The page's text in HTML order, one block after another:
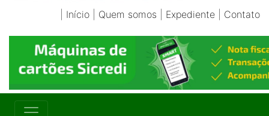
Início Quem somos Expediente Contato